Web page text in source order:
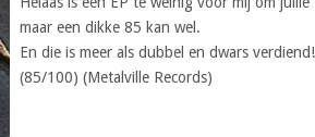
maar een dikke 85 kan wel.
En die is meer als dubbel en dwars verdiend!
(85/100) (Metalville Records)